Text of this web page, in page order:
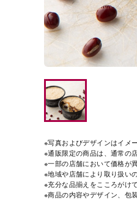
※写真およびデザインはイメー
※通販限定の商品は、通常の
※一部の店舗において価格が
※地域や店舗により取り扱い
※充分な品揃えをこころがけ
※商品の内容やデザイン、包